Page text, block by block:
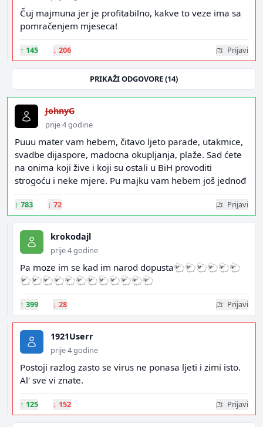
Čuj majmuna jer je profitabilno, kakve to veze ima sa
pomračenjem mjeseca!
↑ 145 ↓ 206 Prijavi
PRIKAŽI ODGOVORE (14)
JohnyG
prije 4 godine
Puuu mater vam hebem, čitavo ljeto parade, utakmice,
svadbe dijaspore, madocna okupljanja, plaže. Sad ćete
na onima koji žive i koji su ostali u BiH provoditi
strogoću i neke mjere. Pu majku vam hebem još jednođ
↑ 783 ↓ 72 Prijavi
krokodajl
prije 4 godine
Pa moze im se kad im narod dopusta🐑🐑🐑🐑🐑🐑
🐑🐑🐑🐑🐑🐑🐑🐑🐑🐑🐑🐑
↑ 399 ↓ 28 Prijavi
1921Userr
prije 4 godine
Postoji razlog zasto se virus ne ponasa ljeti i zimi isto.
Al' sve vi znate.
↑ 125 ↓ 152 Prijavi